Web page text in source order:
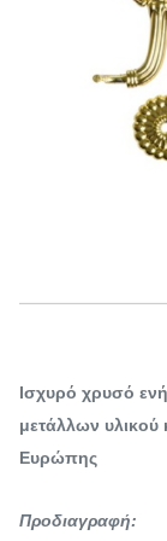
Ισχυρό χρυσό
μετάλλων υλικού
Ευρώπης
Προδιαγραφή: